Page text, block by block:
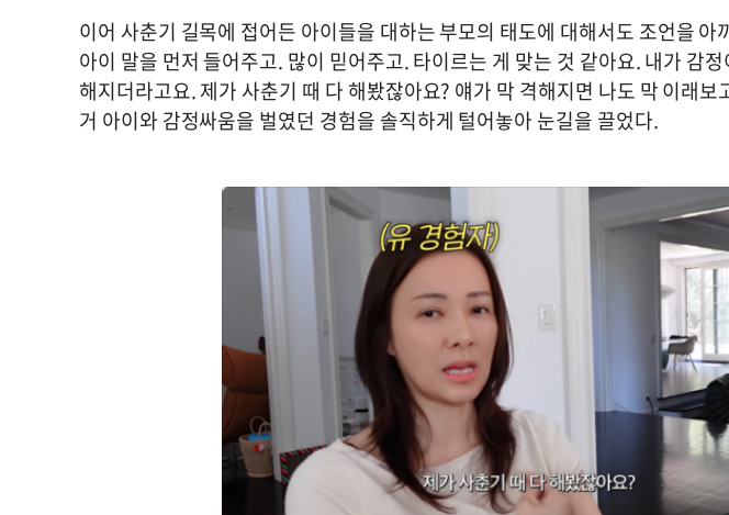
이어 사춘기 길목에 접어든 아이들을 대하는 부모의 태도에 대해서도 조언을 아
아이 말을 먼저 들어주고. 많이 믿어주고. 타이르는 게 맞는 것 같아요. 내가 감
해지더라고요. 제가 사춘기 때 다 해봤잖아요? 얘가 막 격해지면 나도 막 이래
거 아이와 감정싸움을 벌였던 경험을 솔직하게 털어놓아 눈길을 끌었다.